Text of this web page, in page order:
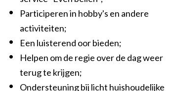
Participeren in hobby's en andere
activiteiten;
Een luisterend oor bieden;
Helpen om de regie over de dag weer
terug te krijgen;
Ondersteuning bij licht huishoudelijke